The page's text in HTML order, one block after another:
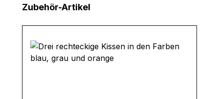
Produktgalerie überspringen
Zubehör-Artikel